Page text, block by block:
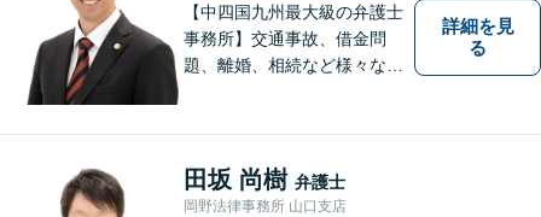
【中四国九州最大級の弁護士
事務所】交通事故、借金問
題、離婚、相続など様々な問
い！
詳細を見
る
田坂 尚樹 弁護士
岡野法律事務所 山口支店